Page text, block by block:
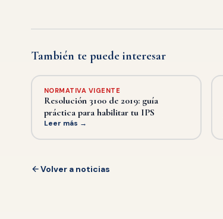
También te puede interesar
NORMATIVA VIGENTE
Resolución 3100 de 2019: guía
práctica para habilitar tu IPS
Leer más →
Volver a noticias